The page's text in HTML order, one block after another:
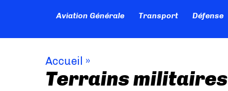
Aviation Générale Transport Défense
Accueil »
Terrains militaires